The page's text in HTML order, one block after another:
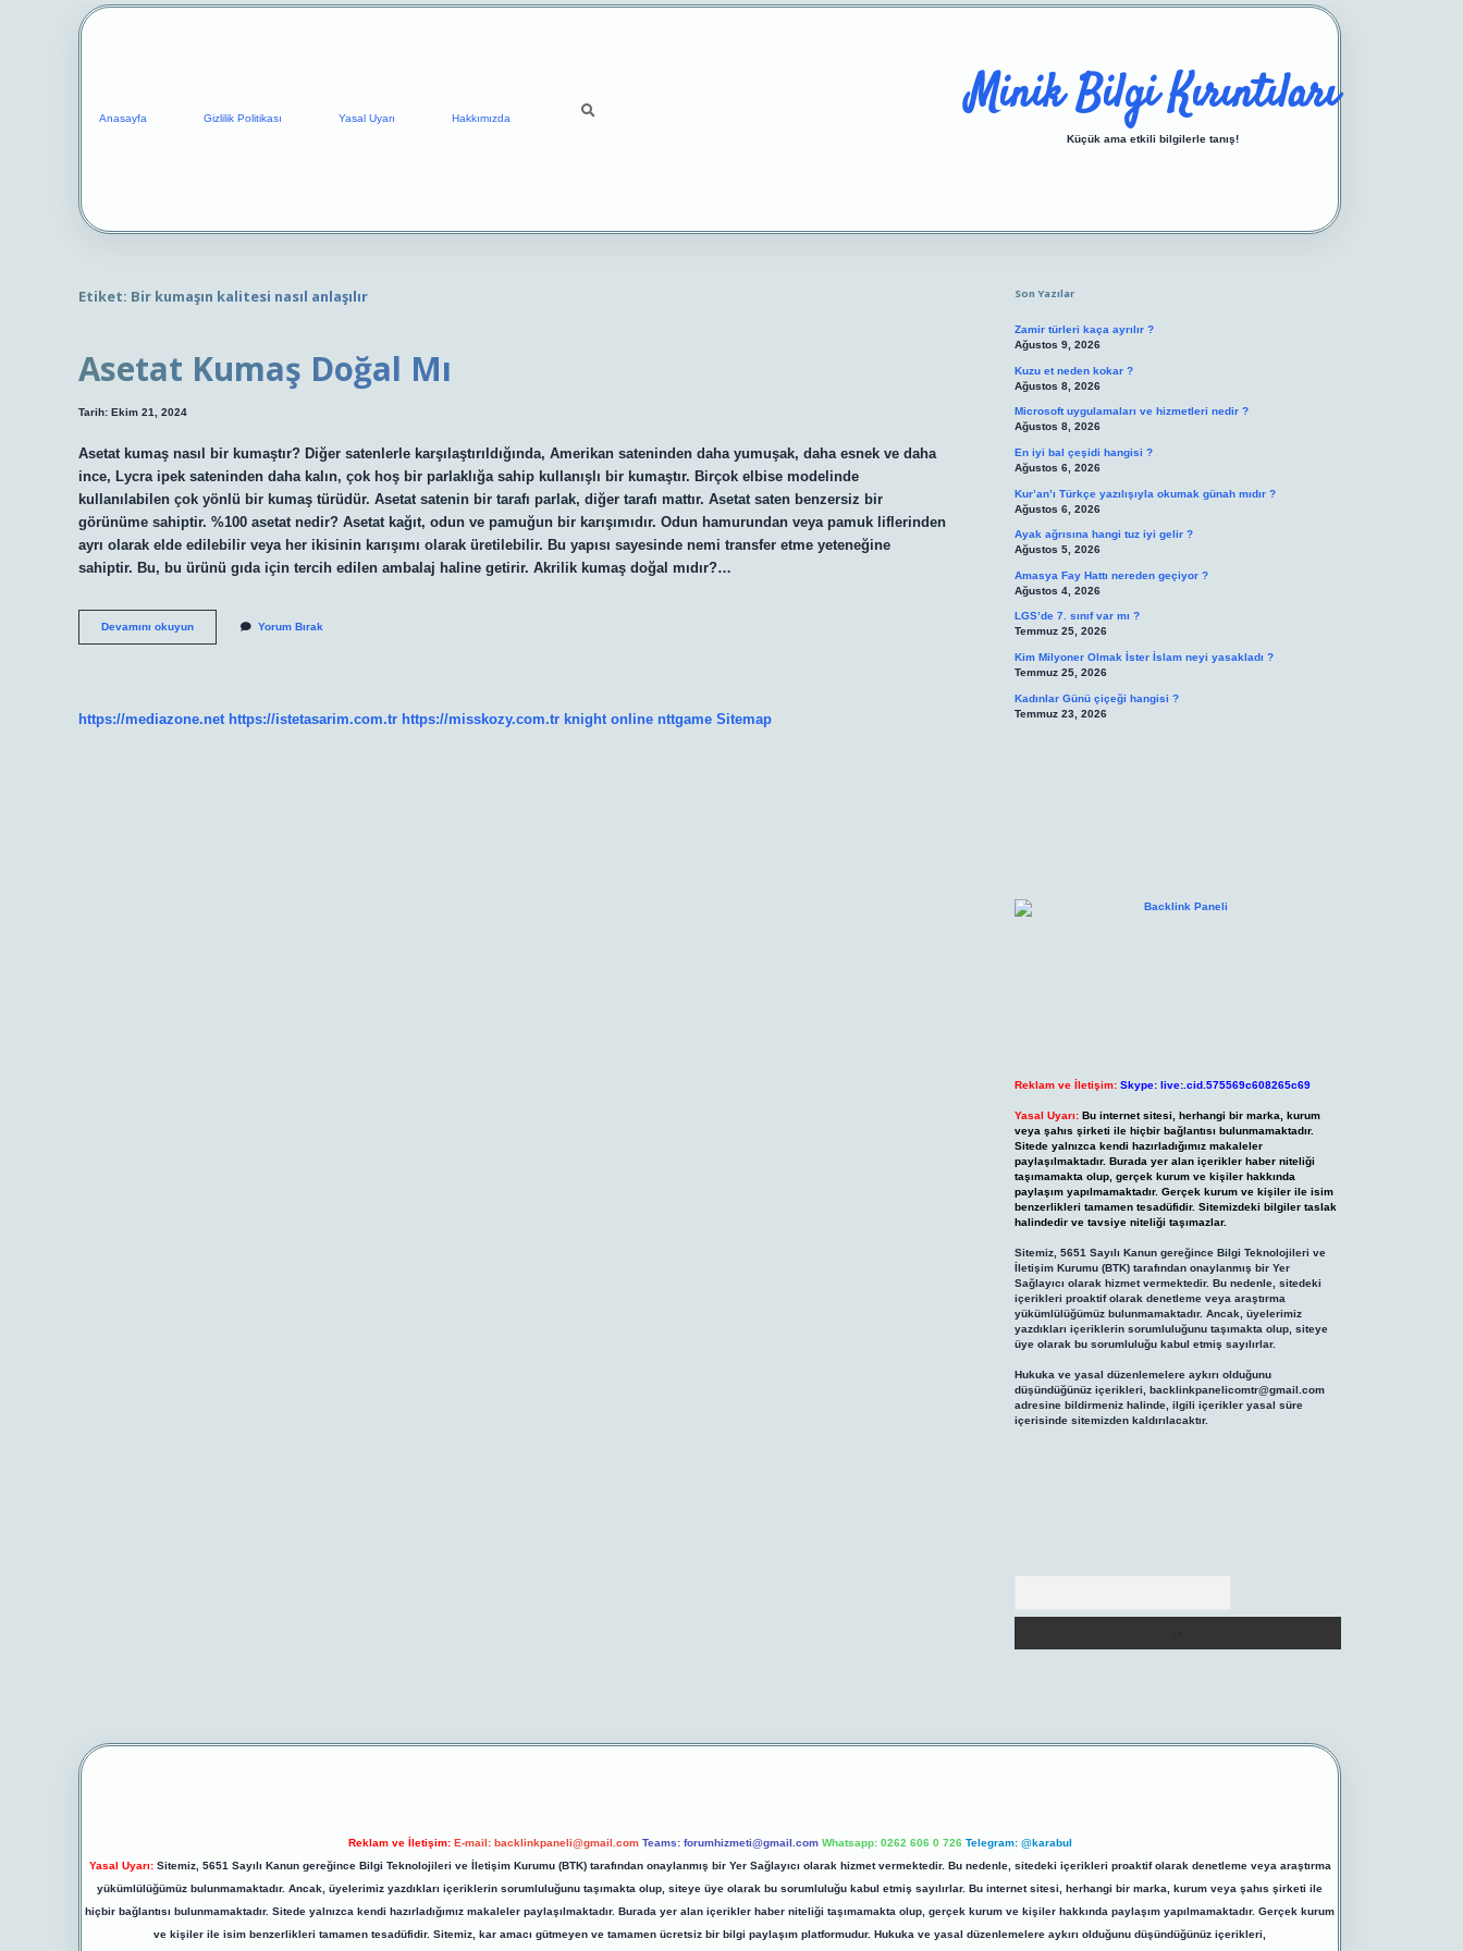
Anasayfa Gizlilik Politikası Yasal Uyarı Hakkımızda Minik Bilgi Kırıntıları
Küçük ama etkili bilgilerle tanış!
Etiket: Bir kumaşın kalitesi nasıl anlaşılır
Asetat Kumaş Doğal Mı
Tarih: Ekim 21, 2024
Asetat kumaş nasıl bir kumaştır? Diğer satenlerle karşılaştırıldığında, Amerikan sateninden daha yumuşak, daha esnek ve daha
ince, Lycra ipek sateninden daha kalın, çok hoş bir parlaklığa sahip kullanışlı bir kumaştır. Birçok elbise modelinde
kullanılabilen çok yönlü bir kumaş türüdür. Asetat satenin bir tarafı parlak, diğer tarafı mattır. Asetat saten benzersiz bir
görünüme sahiptir. %100 asetat nedir? Asetat kağıt, odun ve pamuğun bir karışımıdır. Odun hamurundan veya pamuk liflerinden
ayrı olarak elde edilebilir veya her ikisinin karışımı olarak üretilebilir. Bu yapısı sayesinde nemi transfer etme yeteneğine
sahiptir. Bu, bu ürünü gıda için tercih edilen ambalaj haline getirir. Akrilik kumaş doğal mıdır?…
Devamını okuyunAsetat
Kumaş
Yorum Bırak
https://mediazone.net https://istetasarim.com.tr https://misskozy.com.tr knight online nttgame Sitemap
Son Yazılar
Zamir türleri kaça ayrılır ?
Ağustos 9, 2026
Kuzu et neden kokar ?
Ağustos 8, 2026
Microsoft uygulamaları ve hizmetleri nedir ?
Ağustos 8, 2026
En iyi bal çeşidi hangisi ?
Ağustos 6, 2026
Kur’an’ı Türkçe yazılışıyla okumak günah mıdır ?
Ağustos 6, 2026
Ayak ağrısına hangi tuz iyi gelir ?
Ağustos 5, 2026
Amasya Fay Hattı nereden geçiyor ?
Ağustos 4, 2026
LGS’de 7. sınıf var mı ?
Temmuz 25, 2026
Kim Milyoner Olmak İster İslam neyi yasakladı ?
Temmuz 25, 2026
Kadınlar Günü çiçeği hangisi ?
Temmuz 23, 2026
Reklam ve İletişim: Skype: live:.cid.575569c608265c69
Yasal Uyarı: Bu internet sitesi, herhangi bir marka, kurum
veya şahıs şirketi ile hiçbir bağlantısı bulunmamaktadır.
Sitede yalnızca kendi hazırladığımız makaleler
paylaşılmaktadır. Burada yer alan içerikler haber niteliği
taşımamakta olup, gerçek kurum ve kişiler hakkında
paylaşım yapılmamaktadır. Gerçek kurum ve kişiler ile isim
benzerlikleri tamamen tesadüfidir. Sitemizdeki bilgiler taslak
halindedir ve tavsiye niteliği taşımazlar.
Sitemiz, 5651 Sayılı Kanun gereğince Bilgi Teknolojileri ve
İletişim Kurumu (BTK) tarafından onaylanmış bir Yer
Sağlayıcı olarak hizmet vermektedir. Bu nedenle, sitedeki
içerikleri proaktif olarak denetleme veya araştırma
yükümlülüğümüz bulunmamaktadır. Ancak, üyelerimiz
yazdıkları içeriklerin sorumluluğunu taşımakta olup, siteye
üye olarak bu sorumluluğu kabul etmiş sayılırlar.
Hukuka ve yasal düzenlemelere aykırı olduğunu
düşündüğünüz içerikleri, backlinkpanelicomtr@gmail.com
adresine bildirmeniz halinde, ilgili içerikler yasal süre
içerisinde sitemizden kaldırılacaktır.
Reklam ve İletişim: E-mail: backlinkpaneli@gmail.com Teams: forumhizmeti@gmail.com Whatsapp: 0262 606 0 726 Telegram: @karabul
Yasal Uyarı:Sitemiz, 5651 Sayılı Kanun gereğince Bilgi Teknolojileri ve İletişim Kurumu (BTK) tarafından onaylanmış bir Yer Sağlayıcı olarak hizmet vermektedir. Bu nedenle, sitedeki içerikleri proaktif olarak denetleme veya araştırma
yükümlülüğümüz bulunmamaktadır. Ancak, üyelerimiz yazdıkları içeriklerin sorumluluğunu taşımakta olup, siteye üye olarak bu sorumluluğu kabul etmiş sayılırlar. Bu internet sitesi, herhangi bir marka, kurum veya şahıs şirketi ile
hiçbir bağlantısı bulunmamaktadır. Sitede yalnızca kendi hazırladığımız makaleler paylaşılmaktadır. Burada yer alan içerikler haber niteliği taşımamakta olup, gerçek kurum ve kişiler hakkında paylaşım yapılmamaktadır. Gerçek kurum
ve kişiler ile isim benzerlikleri tamamen tesadüfidir. Sitemiz, kar amacı gütmeyen ve tamamen ücretsiz bir bilgi paylaşım platformudur. Hukuka ve yasal düzenlemelere aykırı olduğunu düşündüğünüz içerikleri,